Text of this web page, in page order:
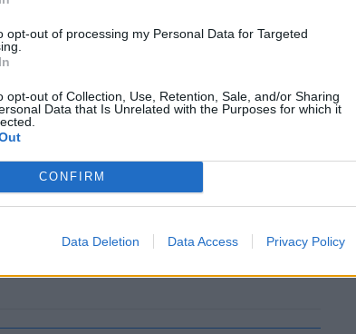
opt-out of processing my Personal Data for Targeted
opt-out of Collection, Use, Retention, Sale, and/or Sharing
Data that Is Unrelated with the Purposes for which it
CONFIRM
Data Deletion Data Access Privacy Policy